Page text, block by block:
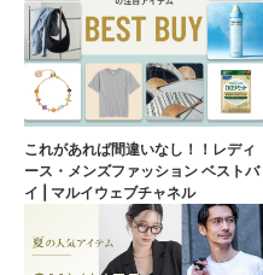
これがあれば間違いなし！！レディ
ース・メンズファッション ベストバ
イ | マルイウェブチャネル